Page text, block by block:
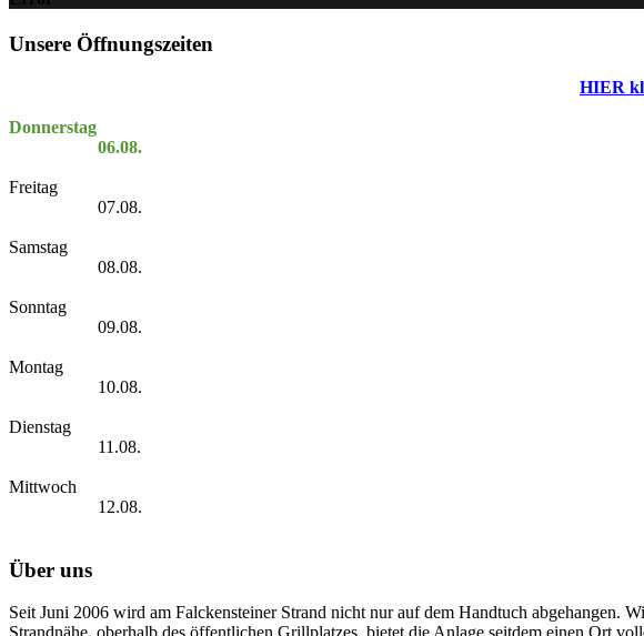
Unsere Öffnungszeiten
HIER
Donnerstag
06.08.
Freitag
07.08.
Samstag
08.08.
Sonntag
09.08.
Montag
10.08.
Dienstag
11.08.
Mittwoch
12.08.
Über uns
Seit Juni 2006 wird am Falckensteiner Strand nicht nur auf dem Handtuch